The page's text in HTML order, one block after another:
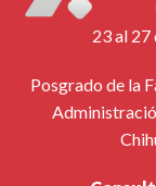
afines
23 al 27
Posgrado de la